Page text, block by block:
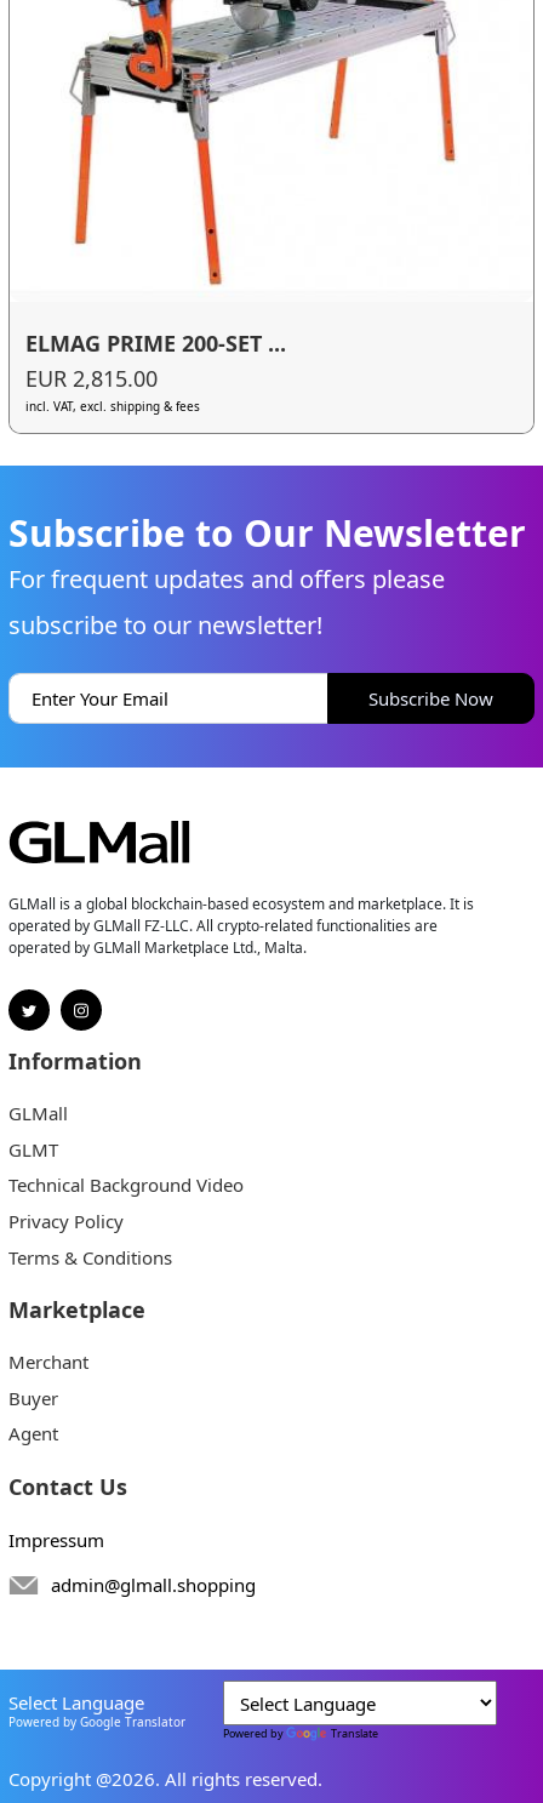
ELMAG PRIME 200-SET ...
EUR 2,815.00
incl. VAT, excl. shipping & fees
Subscribe to Our Newsletter
For frequent updates and offers please
subscribe to our newsletter!
Subscribe Now
GLMall is a global blockchain-based ecosystem and marketplace. It is
operated by GLMall FZ-LLC. All crypto-related functionalities are
operated by GLMall Marketplace Ltd., Malta.
Information
GLMall
GLMT
Technical Background Video
Privacy Policy
Terms & Conditions
Marketplace
Merchant
Buyer
Agent
Contact Us
Impressum
admin@glmall.shopping
Select Language
Powered by Google Translator
Powered by Translate
Copyright @2026. All rights reserved.